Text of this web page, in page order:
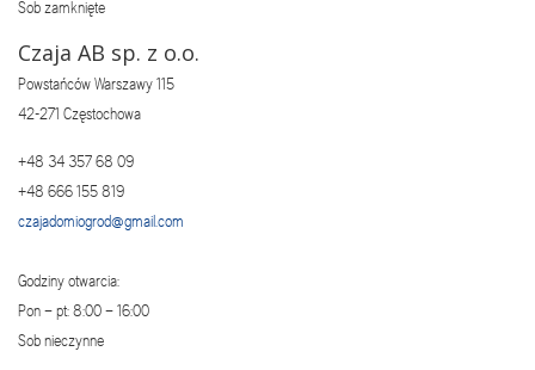
Sob zamknięte
Czaja AB sp. z o.o.
Powstańców Warszawy 115
42-271 Częstochowa
+48 34 357 68 09
+48 666 155 819
czajadomiogrod@gmail.com
Godziny otwarcia:
Pon – pt: 8:00 – 16:00
Sob nieczynne